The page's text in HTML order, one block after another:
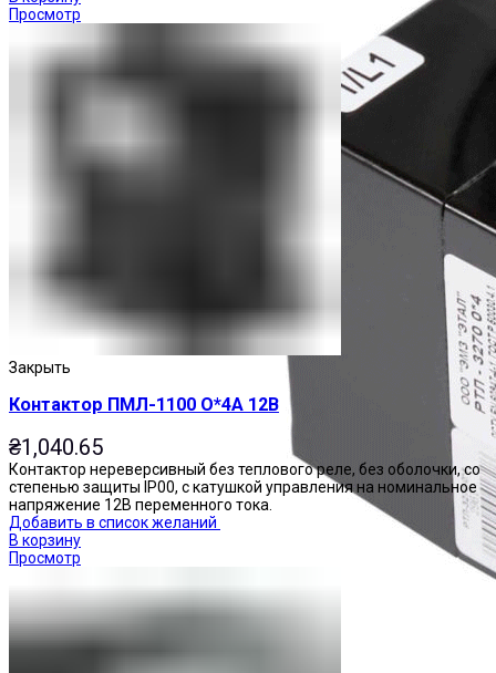
Просмотр
Закрыть
Контактор ПМЛ-1100 О*4А 12В
₴1,040.65
Контактор нереверсивный без теплового реле, без оболочки, со
степенью защиты IP00, с катушкой управления на номинальное
напряжение 12В переменного тока.
Добавить в список желаний
В корзину
Просмотр